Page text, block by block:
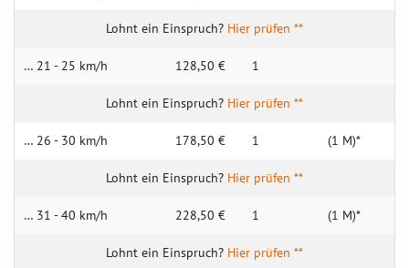
Hier prüfen **
… 21 - 25 km/h 128,50 € 1
Hier prüfen **
… 26 - 30 km/h 178,50 € 1 (1 M)*
Hier prüfen **
… 31 - 40 km/h 228,50 € 1 (1 M)*
Hier prüfen **